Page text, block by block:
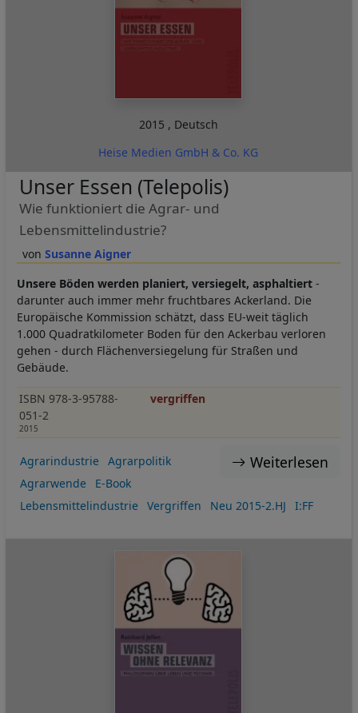
2015 , Deutsch
Heise Medien GmbH & Co. KG
Susanne Aigner
Unser Essen (Telepolis)
Wie funktioniert die Agrar- und
Lebensmittelindustrie?
Unsere Böden werden planiert, versiegelt, asphaltiert -
darunter auch immer mehr fruchtbares Ackerland. Die
Europäische Kommission schätzt, dass EU-weit täglich
1.000 Quadratkilometer Boden für den Ackerbau verloren
gehen - durch Flächenversiegelung für Straßen und
Gebäude.
ISBN 978-3-95788-
051-2
2015
vergriffen
Weiterlesen
Agrarindustrie
Agrarpolitik
Agrarwende
E-Book
Lebensmittelindustrie
Vergriffen Neu 2015-2.HJ I:FF